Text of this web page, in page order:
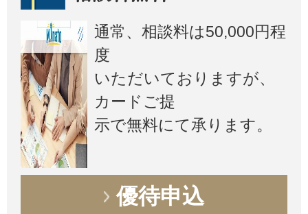
通常、相談料は50,000円程
度
いただいておりますが、
カードご提
示で無料にて承ります。
優待申込